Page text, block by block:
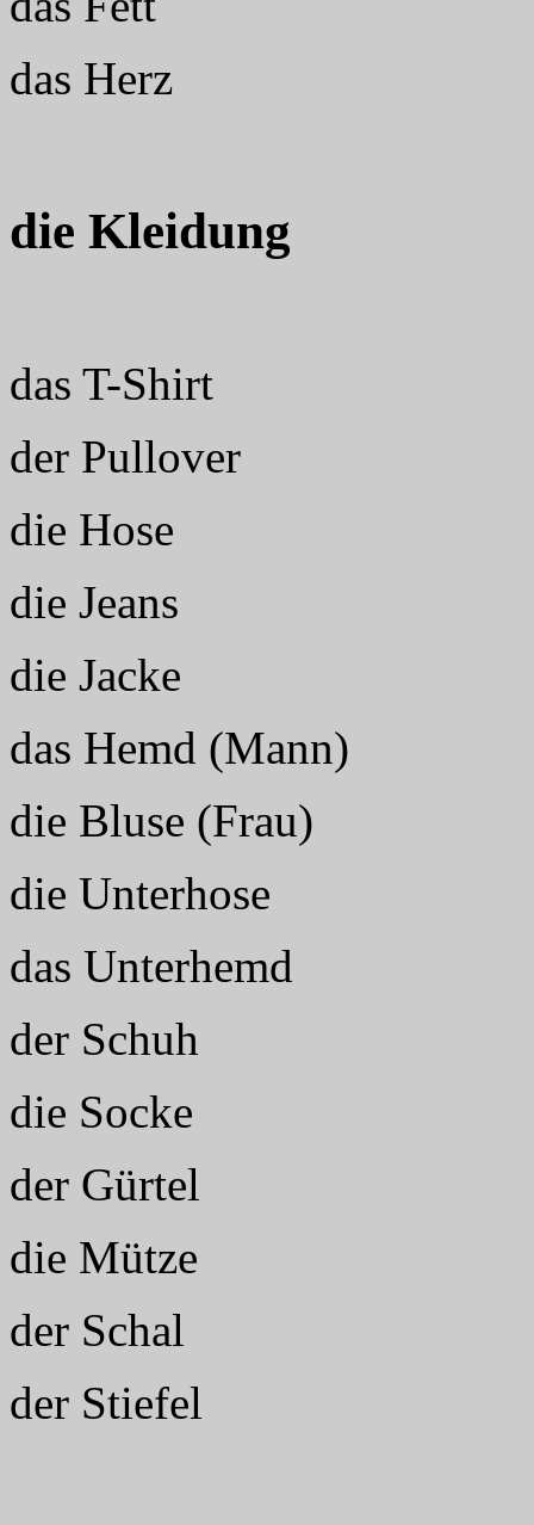
das Herz
die Kleidung
das T-Shirt
der Pullover
die Hose
die Jeans
die Jacke
das Hemd (Mann)
die Bluse (Frau)
die Unterhose
das Unterhemd
der Schuh
die Socke
der Gürtel
die Mütze
der Schal
der Stiefel